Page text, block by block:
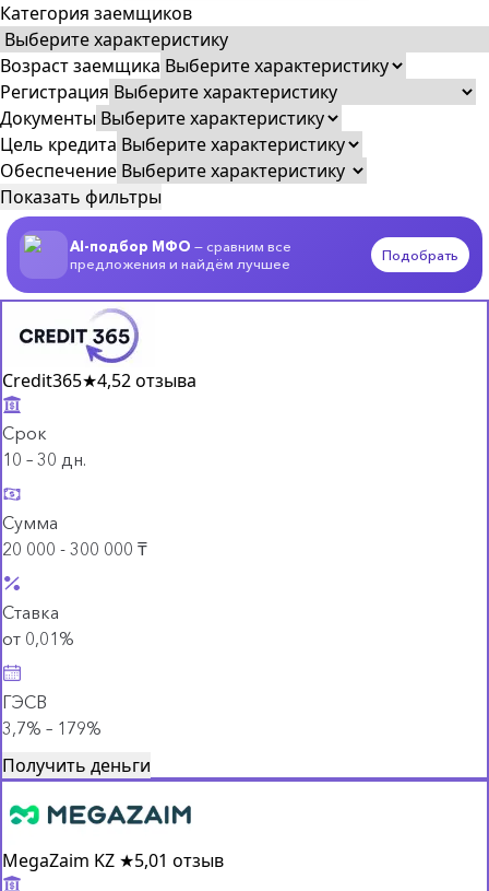
Категория заемщиков
Возраст заемщика
Регистрация
Документы
Цель кредита
Обеспечение
Показать фильтры
AI-подбор МФО — сравним все
предложения и найдём лучшее
Подобрать
Credit365★4,52 отзыва
Срок
10 – 30 дн.
Сумма
20 000 - 300 000 ₸
Ставка
от 0,01%
ГЭСВ
3,7% – 179%
Получить деньги
MegaZaim KZ ★5,01 отзыв